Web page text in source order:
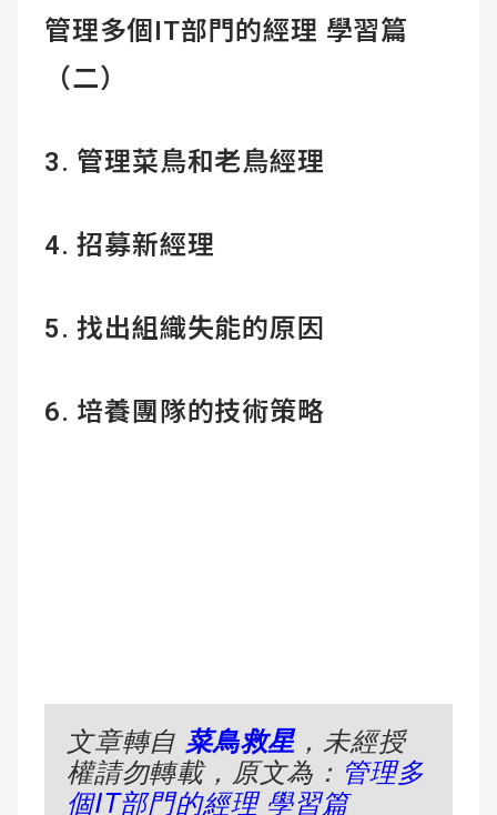
管理多個IT部門的經理 學習篇
（二）
3. 管理菜鳥和老鳥經理
4. 招募新經理
5. 找出組織失能的原因
6. 培養團隊的技術策略
文章轉自 菜鳥救星，未經授
權請勿轉載，原文為： 管理多
個IT部門的經理 學習篇